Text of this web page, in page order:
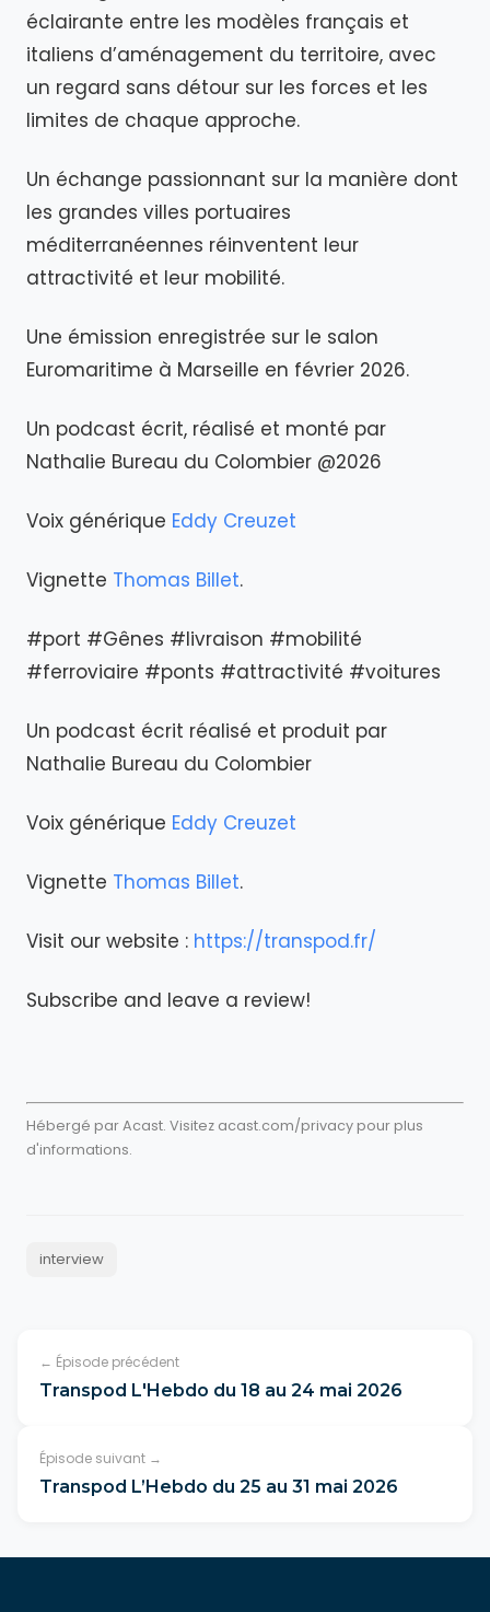
éclairante entre les modèles français et
italiens d’aménagement du territoire, avec
un regard sans détour sur les forces et les
limites de chaque approche.
Un échange passionnant sur la manière dont
les grandes villes portuaires
méditerranéennes réinventent leur
attractivité et leur mobilité.
Une émission enregistrée sur le salon
Euromaritime à Marseille en février 2026.
Un podcast écrit, réalisé et monté par
Nathalie Bureau du Colombier @2026
Voix générique Eddy Creuzet
Vignette Thomas Billet.
#port #Gênes #livraison #mobilité
#ferroviaire #ponts #attractivité #voitures
Un podcast écrit réalisé et produit par
Nathalie Bureau du Colombier
Voix générique Eddy Creuzet
Vignette Thomas Billet.
Visit our website : https://transpod.fr/
Subscribe and leave a review!
Hébergé par Acast. Visitez acast.com/privacy pour plus
d'informations.
interview
← Épisode précédent
Transpod L'Hebdo du 18 au 24 mai 2026
Épisode suivant →
Transpod L’Hebdo du 25 au 31 mai 2026